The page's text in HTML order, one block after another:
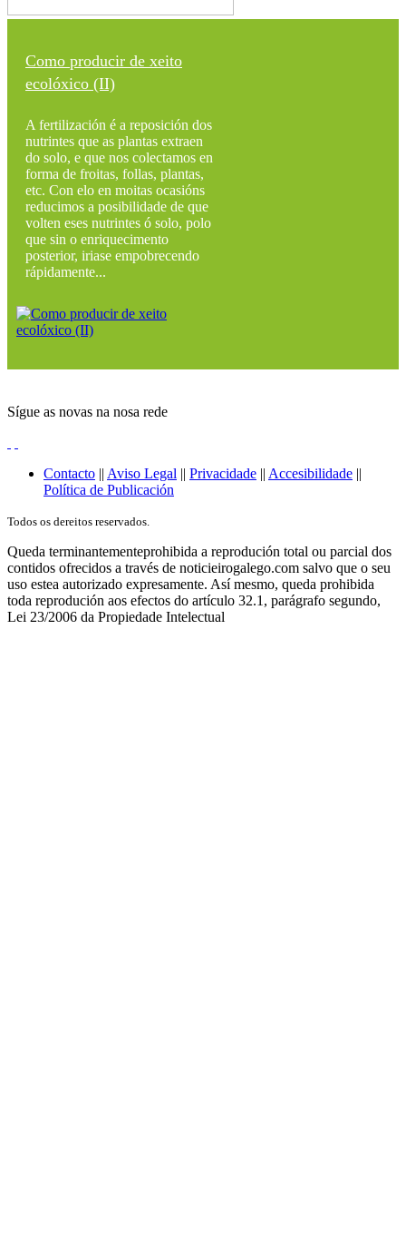
Como producir de xeito
ecolóxico (II)
A fertilización é a reposición dos
nutrintes que as plantas extraen
do solo, e que nos colectamos en
forma de froitas, follas, plantas,
etc. Con elo en moitas ocasións
reducimos a posibilidade de que
volten eses nutrintes ó solo, polo
que sin o enriquecimento
posterior, iriase empobrecendo
rápidamente...
Sígue as novas na nosa rede
Contacto || Aviso Legal || Privacidade || Accesibilidade ||
Política de Publicación
Todos os dereitos reservados.
Queda terminantementeprohibida a reprodución total ou parcial dos
contidos ofrecidos a través de noticieirogalego.com salvo que o seu
uso estea autorizado expresamente. Así mesmo, queda prohibida
toda reprodución aos efectos do artículo 32.1, parágrafo segundo,
Lei 23/2006 da Propiedade Intelectual